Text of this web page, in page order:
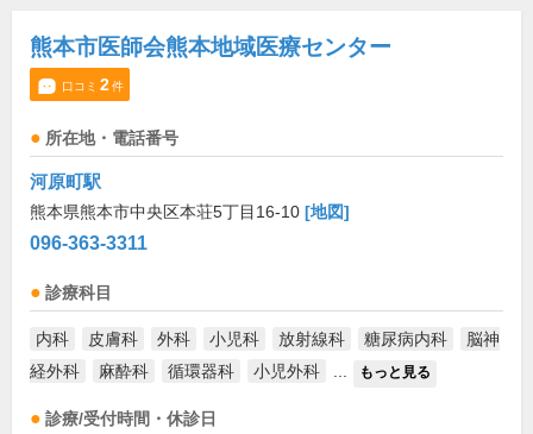
熊本市医師会熊本地域医療センター
口コミ 2件
所在地・電話番号
河原町駅
熊本県熊本市中央区本荘5丁目16-10 [地図]
096-363-3311
診療科目
内科 皮膚科 外科 小児科 放射線科 糖尿病内科
脳神
経外科
麻酔科 循環器科 小児外科 もっと見る
診療/受付時間・休診日